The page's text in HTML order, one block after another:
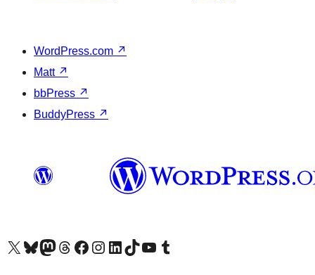
WordPress.com ↗
Matt ↗
bbPress ↗
BuddyPress ↗
X (旧 Twitter) アカウントへBluesky アカウントへMastodon アカウントへThreads アカウントへ Facebook ページへInstagram アカウントへ LinkedIn アカウントへTikTok アカウントへYouTube チャンネルへ Tumblr アカウントへ